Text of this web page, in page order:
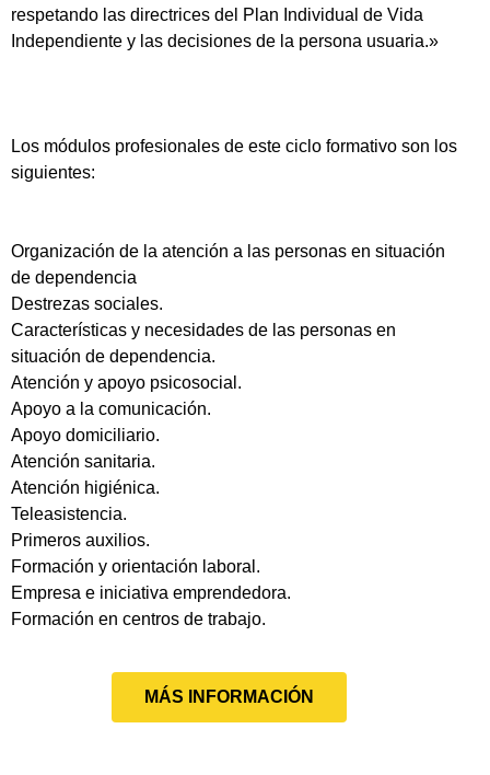
respetando las directrices del Plan Individual de Vida
Independiente y las decisiones de la persona usuaria.»
Los módulos profesionales de este ciclo formativo son los
siguientes:
Organización de la atención a las personas en situación
de dependencia
Destrezas sociales.
Características y necesidades de las personas en
situación de dependencia.
Atención y apoyo psicosocial.
Apoyo a la comunicación.
Apoyo domiciliario.
Atención sanitaria.
Atención higiénica.
Teleasistencia.
Primeros auxilios.
Formación y orientación laboral.
Empresa e iniciativa emprendedora.
Formación en centros de trabajo.
MÁS INFORMACIÓN